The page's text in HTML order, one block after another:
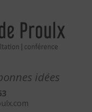
idées